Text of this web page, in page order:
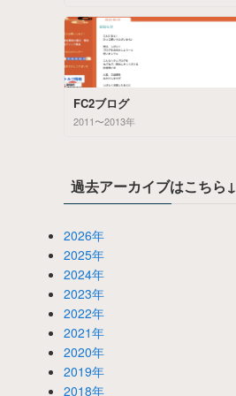
FC2ブログ
2011〜2013年
過去アーカイブはこちら↓
2026年
2025年
2024年
2023年
2022年
2021年
2020年
2019年
2018年